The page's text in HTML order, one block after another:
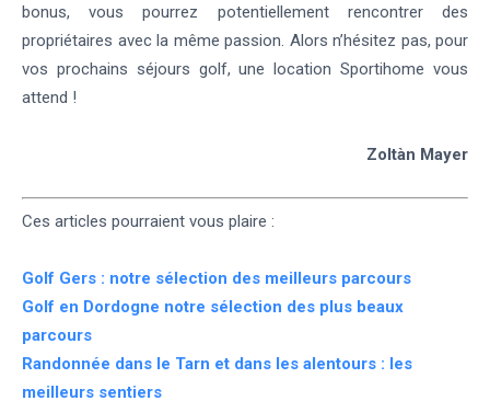
bonus, vous pourrez potentiellement rencontrer des
propriétaires avec la même passion. Alors n’hésitez pas, pour
vos prochains séjours golf, une location Sportihome vous
attend !
Zoltàn Mayer
Ces articles pourraient vous plaire :
Golf Gers : notre sélection des meilleurs parcours
Golf en Dordogne notre sélection des plus beaux
parcours
Randonnée dans le Tarn et dans les alentours : les
meilleurs sentiers